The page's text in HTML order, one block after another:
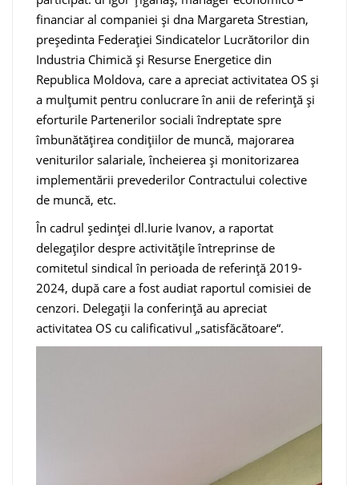
financiar al companiei și dna Margareta Strestian,
președinta Federației Sindicatelor Lucrătorilor din
Industria Chimică și Resurse Energetice din
Republica Moldova, care a apreciat activitatea OS și
a mulțumit pentru conlucrare în anii de referință și
eforturile Partenerilor sociali îndreptate spre
îmbunătățirea condițiilor de muncă, majorarea
veniturilor salariale, încheierea și monitorizarea
implementării prevederilor Contractului colective
de muncă, etc.
În cadrul ședinței dl.Iurie Ivanov, a raportat
delegaților despre activitățile întreprinse de
comitetul sindical în perioada de referință 2019-
2024, după care a fost audiat raportul comisiei de
cenzori. Delegații la conferință au apreciat
activitatea OS cu calificativul „satisfăcătoare“.